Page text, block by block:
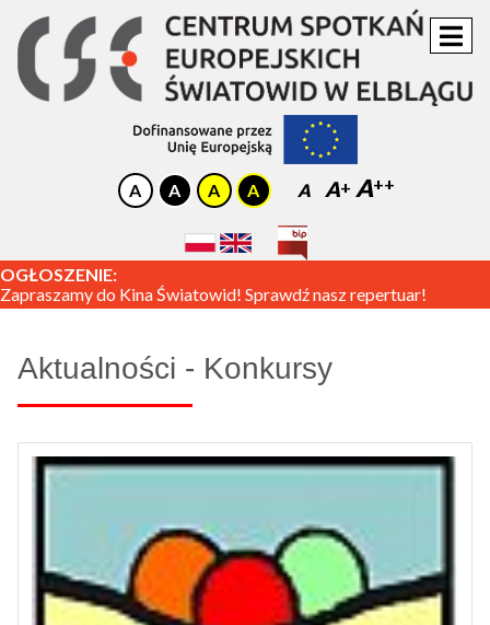
A A A
OGŁOSZENIE:
Zapraszamy do Kina Światowid! Sprawdź nasz repertuar!
Aktualności - Konkursy